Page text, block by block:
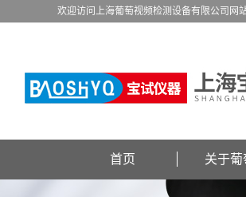
欢迎访问上海葡萄视频检测设备有限公司
首页 关于葡